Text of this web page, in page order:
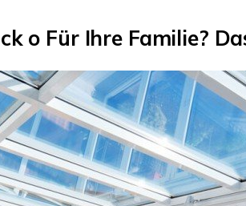
o Für Ihre Familie?